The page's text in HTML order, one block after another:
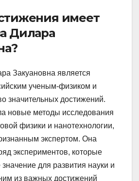
имеет
Дилара
Закуановна является
ученым-физиком и
значительных достижений.
новые методы исследования
физики и нанотехнологии,
экспертом. Она
экспериментов, которые
для развития науки и
из важных достижений